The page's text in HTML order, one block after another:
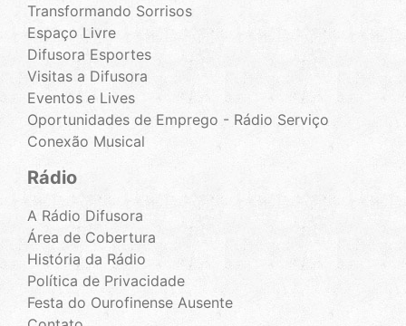
Transformando Sorrisos
Espaço Livre
Difusora Esportes
Visitas a Difusora
Eventos e Lives
Oportunidades de Emprego - Rádio Serviço
Conexão Musical
Rádio
A Rádio Difusora
Área de Cobertura
História da Rádio
Política de Privacidade
Festa do Ourofinense Ausente